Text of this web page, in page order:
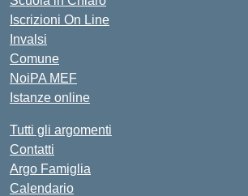
Iscrizioni On Line
Invalsi
Comune
NoiPA MEF
Istanze online
Tutti gli argomenti
Contatti
Argo Famiglia
Calendario